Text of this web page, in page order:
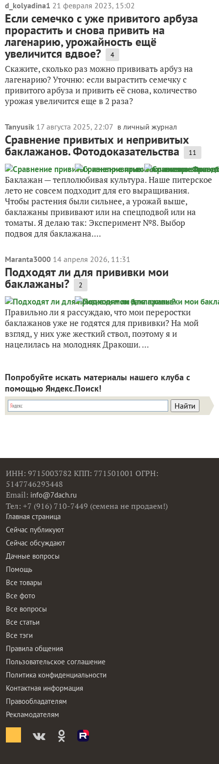
d_kolyadina1 21 февраля 2023, 15:02
Если семечко с уже привитого арбуза
прорастить и снова привить на
лагенарию, урожайность ещё
увеличится вдвое? 4
Скажите, сколько раз можно прививать арбуз на
лагенарию? Уточню: если вырастить семечку с
привитого арбуза и привить её снова, количество
урожая увеличится еще в 2 раза?
Tanyusik 17 августа 2025, 22:07 в личный журнал
Сравнение привитых и непривитых
баклажанов. Фотодоказательства 11
Баклажан — теплолюбивая культура. Наше питерское
лето не совсем подходит для его выращивания.
Чтобы растения были сильнее, а урожай выше,
баклажаны прививают или на спецподвой или на
томаты. Я делаю так: Эксперимент №8. Выбор
подвоя для баклажана....
Maranta3000 14 апреля 2026, 11:31
Подходят ли для прививки мои
баклажаны? 2
Правильно ли я рассуждаю, что мои переростки
баклажанов уже не годятся для прививки? На мой
взгляд, у них уже жесткий ствол, поэтому я и
нацелилась на молодняк Дракоши. ...
Попробуйте искать материалы нашего клуба с
помощью Яндекс.Поиск!
ИНН: 9715003782 КПП: 771501001 ОГРН:
5147746293448
Email: info@7dach.ru
Тел: +7 (916) 710-7449 (семена не продаем!)
Главная страница
Сейчас публикуют
Сейчас обсуждают
Дачные вопросы
Помощь
Все товары
Все фото
Все вопросы
Все статьи
Все тэги
Правила общения
Пользовательское соглашение
Политика конфиденциальности
Контактная информация
Правообладателям
Рекламодателям